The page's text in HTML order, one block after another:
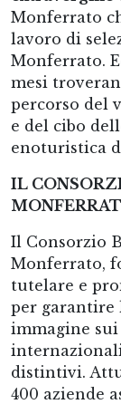
Monferrato
lavoro di
Monferrato.
mesi
percorso del
e del cibo
enoturistica
IL
Il Consorzio
Monferrato,
tutelare e
per garantire
immagine
distintivi.
400 aziende